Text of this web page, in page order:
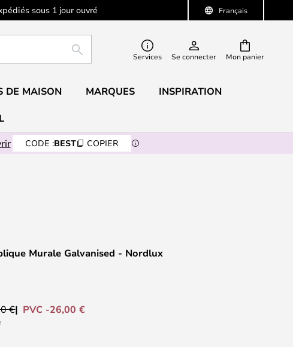
Français
sous 1 jour ouvré
Mon panier
RECHERCHERServices Se connecter
DE MAISON MARQUES INSPIRATION
CODE :BEST COPIER
Murale Galvanised - Nordlux
€ PVC -26,00 €